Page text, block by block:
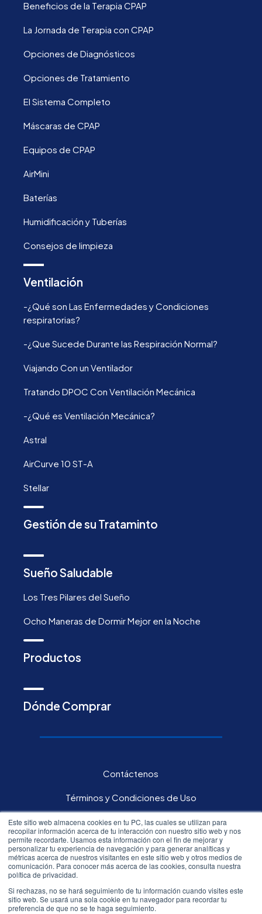
Este sitio web almacena cookies en tu PC, las cuales se utilizan para
recopilar información acerca de tu interacción con nuestro sitio web y nos
permite recordarte. Usamos esta información con el fin de mejorar y
personalizar tu experiencia de navegación y para generar analíticas y
métricas acerca de nuestros visitantes en este sitio web y otros medios de
comunicación. Para conocer más acerca de las cookies, consulta nuestra
política de privacidad.
Si rechazas, no se hará seguimiento de tu información cuando visites este
sitio web. Se usará una sola cookie en tu navegador para recordar tu
preferencia de que no se te haga seguimiento.
Beneficios de la Terapia CPAP
La Jornada de Terapia con CPAP
Opciones de Diagnósticos
Opciones de Tratamiento
El Sistema Completo
Máscaras de CPAP
Equipos de CPAP
AirMini
Baterías
Humidificación y Tuberías
Consejos de limpieza
Ventilación
-¿Qué son Las Enfermedades y Condiciones
respiratorias?
-¿Que Sucede Durante las Respiración Normal?
Viajando Con un Ventilador
Tratando DPOC Con Ventilación Mecánica
-¿Qué es Ventilación Mecánica?
Astral
AirCurve 10 ST-A
Stellar
Gestión de su Trataminto
Sueño Saludable
Los Tres Pilares del Sueño
Ocho Maneras de Dormir Mejor en la Noche
Productos
Dónde Comprar
Contáctenos
Términos y Condiciones de Uso
Política de privacidad
Carreras
Inversores
All rights reserved.©2026Resmed